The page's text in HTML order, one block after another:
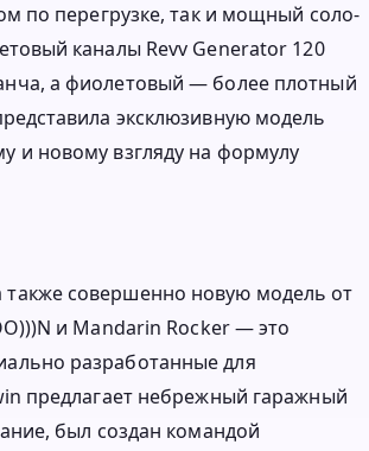
по перегрузке, так и мощный соло-
каналы Revv Generator 120
а фиолетовый — более плотный
эксклюзивную модель
и новому взгляду на формулу
также совершенно новую модель от
и Mandarin Rocker — это
разработанные для
предлагает небрежный гаражный
был создан командой